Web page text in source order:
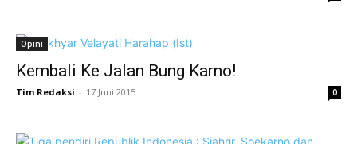
Opini
Kembali Ke Jalan Bung Karno!
Tim Redaksi - 17 Juni 2015 0